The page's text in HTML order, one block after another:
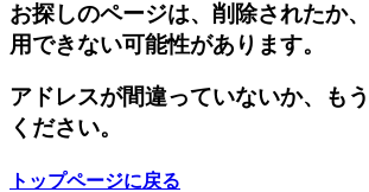
お探しのページは、削除されたか
用できない可能性があります。
アドレスが間違っていないか、も
ください。
トップページに戻る